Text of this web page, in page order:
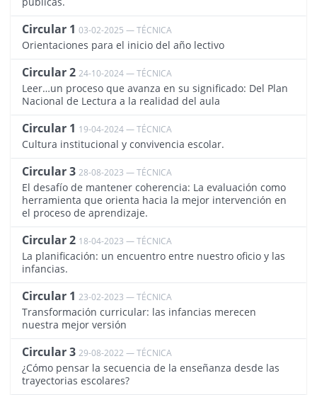
Circular 1 03-02-2025 — TÉCNICA
Orientaciones para el inicio del año lectivo
Circular 2 24-10-2024 — TÉCNICA
Leer…un proceso que avanza en su significado: Del Plan
Nacional de Lectura a la realidad del aula
Circular 1 19-04-2024 — TÉCNICA
Cultura institucional y convivencia escolar.
Circular 3 28-08-2023 — TÉCNICA
El desafío de mantener coherencia: La evaluación como
herramienta que orienta hacia la mejor intervención en
el proceso de aprendizaje.
Circular 2 18-04-2023 — TÉCNICA
La planificación: un encuentro entre nuestro oficio y las
infancias.
Circular 1 23-02-2023 — TÉCNICA
Transformación curricular: las infancias merecen
nuestra mejor versión
Circular 3 29-08-2022 — TÉCNICA
¿Cómo pensar la secuencia de la enseñanza desde las
trayectorias escolares?